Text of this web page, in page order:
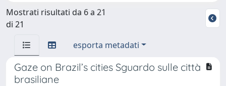
Mostrati risultati da 6 a 21
di 21
esporta metadati
Gaze on Brazil’s cities Sguardo sulle città
brasiliane